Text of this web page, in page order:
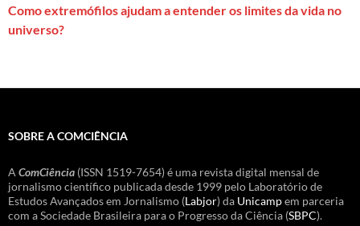
Como extremófilos ajudam a entender os limites da vida no
universo?
SOBRE A COMCIÊNCIA
A ComCiência (ISSN 1519-7654) é uma revista digital mensal de
jornalismo científico publicada desde 1999 pelo Laboratório de
Estudos Avançados em Jornalismo (Labjor) da Unicampem parceria
com a Sociedade Brasileira para o Progresso da Ciência (SBPC).